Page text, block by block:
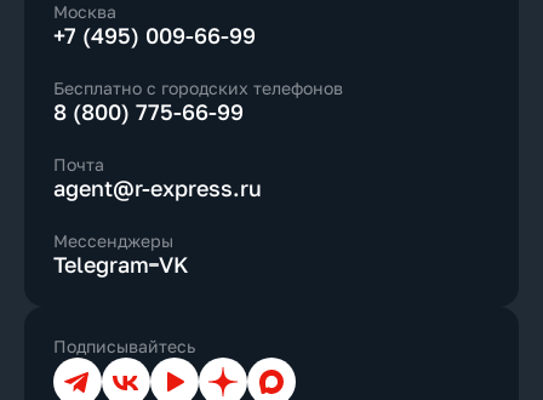
Москва
+7 (495) 009-66-99
Бесплатно с городских телефонов
8 (800) 775-66-99
Почта
agent@r-express.ru
Мессенджеры
Telegram VK
Подписывайтесь
ТелеграмВКонтакте
YouTubeДзен Max